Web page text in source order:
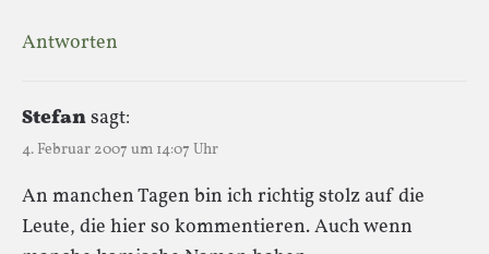
Antworten
Stefansagt:
4. Februar 2007 um 14:07 Uhr
An manchen Tagen bin ich richtig stolz auf die
Leute, die hier so kommentieren. Auch wenn